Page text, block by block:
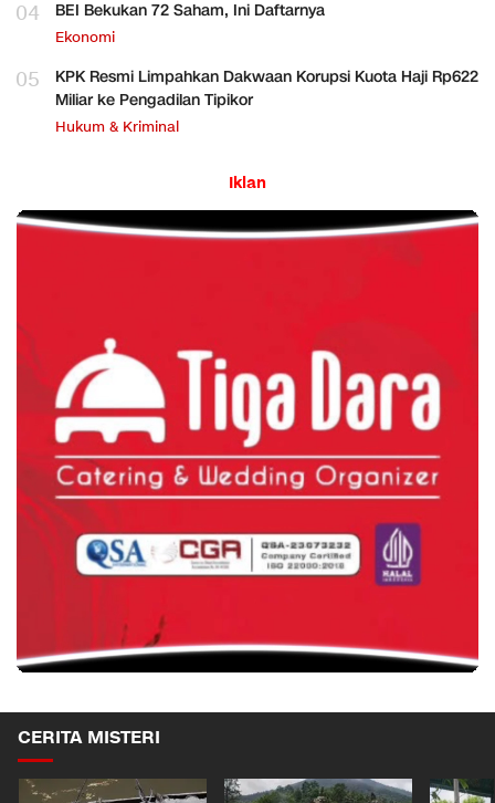
04 BEI Bekukan 72 Saham, Ini Daftarnya
Ekonomi
05
KPK Resmi Limpahkan Dakwaan Korupsi Kuota Haji Rp622
Miliar ke Pengadilan Tipikor
Hukum & Kriminal
Iklan
CERITA MISTERI